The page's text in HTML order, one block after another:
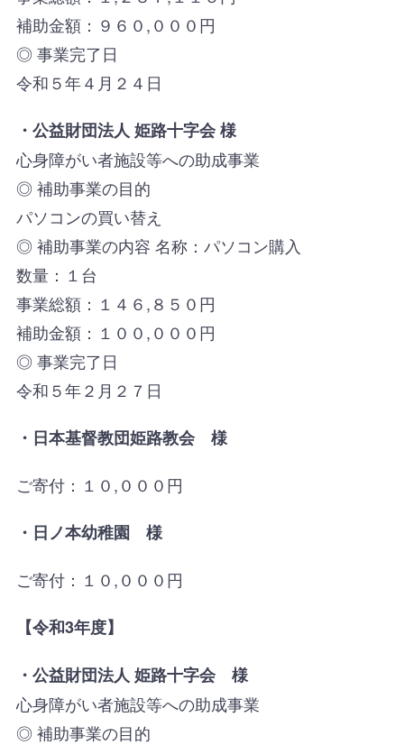
補助金額：９６０,０００円
◎ 事業完了日
令和５年４月２４日
・公益財団法人 姫路十字会 様
心身障がい者施設等への助成事業
◎ 補助事業の目的
パソコンの買い替え
◎ 補助事業の内容 名称：パソコン購入
数量：１台
事業総額：１４６,８５０円
補助金額：１００,０００円
◎ 事業完了日
令和５年２月２７日
・日本基督教団姫路教会 様
ご寄付：１０,０００円
・日ノ本幼稚園 様
ご寄付：１０,０００円
【令和3年度】
・ 公益財団法人 姫路十字会 様
心身障がい者施設等への助成事業
◎ 補助事業の目的